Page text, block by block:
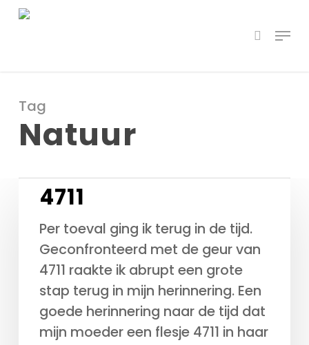
Skip
search
Menu
Tag
Natuur
4711
Per toeval ging ik terug in de tijd.
Geconfronteerd met de geur van
4711 raakte ik abrupt een grote
stap terug in mijn herinnering. Een
goede herinnering naar de tijd dat
mijn moeder een flesje 4711 in haar